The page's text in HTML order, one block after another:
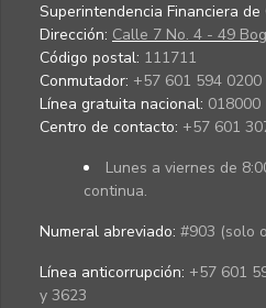
Superintendencia Financiera de
Dirección: Calle 7 No. 4 - 49
Código postal: 111711
Conmutador: +57 601 594
Línea gratuita nacional: 018000
Centro de contacto: +57 601
Lunes a viernes de
continua.
Numeral abreviado: #903 (solo
Línea anticorrupción: +57 601
y 3623